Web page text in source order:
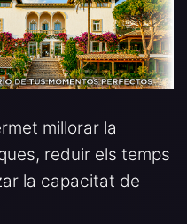
millorar la
reduir els temps
la capacitat de